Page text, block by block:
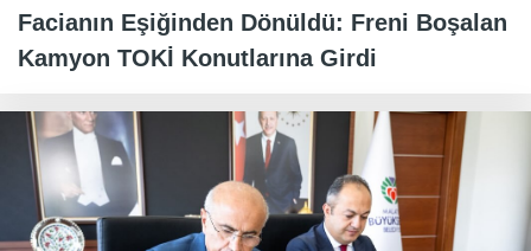
Facianın Eşiğinden Dönüldü: Freni Boşalan
Kamyon TOKİ Konutlarına Girdi